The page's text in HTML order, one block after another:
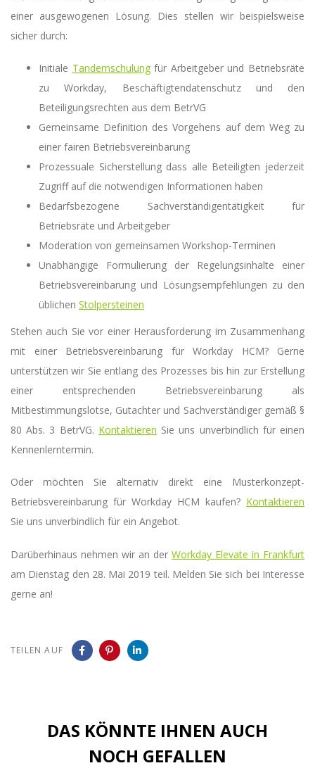
einer ausgewogenen Lösung. Dies stellen wir beispielsweise
sicher durch:
Initiale Tandemschulungfür Arbeitgeber und Betriebsräte
zu Workday, Beschäftigtendatenschutz und den
Beteiligungsrechten aus dem BetrVG
Gemeinsame Definition des Vorgehens auf dem Weg zu
einer fairen Betriebsvereinbarung
Prozessuale Sicherstellung dass alle Beteiligten jederzeit
Zugriff auf die notwendigen Informationen haben
Bedarfsbezogene Sachverständigentätigkeit für
Betriebsräte und Arbeitgeber
Moderation von gemeinsamen Workshop-Terminen
Unabhängige Formulierung der Regelungsinhalte einer
Betriebsvereinbarung und Lösungsempfehlungen zu den
üblichen Stolpersteinen
Stehen auch Sie vor einer Herausforderung im Zusammenhang
mit einer Betriebsvereinbarung für Workday HCM? Gerne
unterstützen wir Sie entlang des Prozesses bis hin zur Erstellung
einer entsprechenden Betriebsvereinbarung als
Mitbestimmungslotse, Gutachter und Sachverständiger gemäß §
80 Abs. 3 BetrVG. Kontaktieren Sie uns unverbindlich für einen
Kennenlerntermin.
Oder möchten Sie alternativ direkt eine Musterkonzept-
Betriebsvereinbarung für Workday HCM kaufen? Kontaktieren
Sie uns unverbindlich für ein Angebot.
Darüberhinaus nehmen wir an der Workday Elevate in Frankfurt
am Dienstag den 28. Mai 2019 teil. Melden Sie sich bei Interesse
gerne an!
TEILEN AUF
DAS KÖNNTE IHNEN AUCH
NOCH GEFALLEN